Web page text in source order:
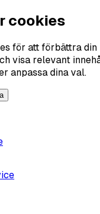
cookies
för att förbättra din
visa relevant
anpassa dina val.